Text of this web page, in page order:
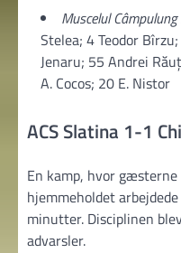
Muscelul Câmpulung
Stelea; 4 Teodor
Jenaru; 55 Andrei
A. Cocos; 20 E. Nistor
ACS Slatina 1-1
En kamp, hvor
hjemmeholdet
minutter. Disciplinen
advarsler.